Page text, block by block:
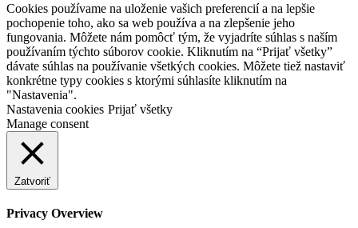
Cookies používame na uloženie vašich preferencií a na lepšie
pochopenie toho, ako sa web používa a na zlepšenie jeho
fungovania. Môžete nám pomôcť tým, že vyjadríte súhlas s naším
používaním týchto súborov cookie. Kliknutím na “Prijať všetky”
dávate súhlas na používanie všetkých cookies. Môžete tiež nastaviť
konkrétne typy cookies s ktorými súhlasíte kliknutím na
"Nastavenia".
Nastavenia cookies Prijať všetky
Manage consent
Zatvoriť
Privacy Overview